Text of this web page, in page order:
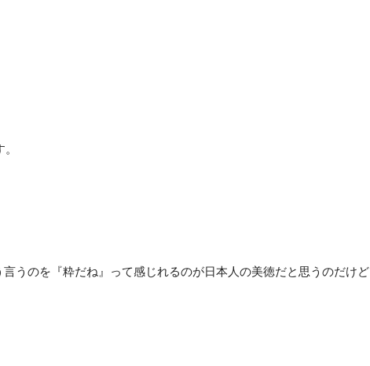
言うのを『粋だね』って感じれるのが日本人の美徳だと思うのだけど